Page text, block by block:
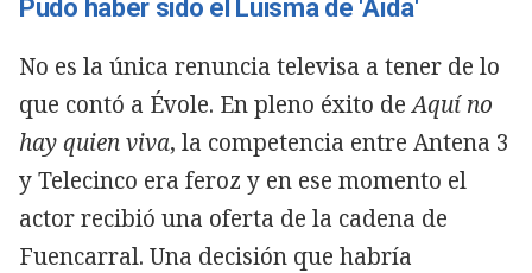
Pudo haber sido el Luisma de 'Aída'
No es la única renuncia televisa a tener de lo
que contó a Évole. En pleno éxito deAquí no
hay quien viva, la competencia entre Antena 3
y Telecinco era feroz y en ese momento el
actor recibió una oferta de la cadena de
Fuencarral. Una decisión que habría